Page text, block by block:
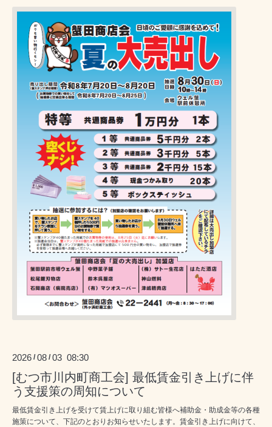
2026 /08 /03 08:30
[むつ市川内町商工会] 最低賃金引き上げに伴
う支援策の周知について
最低賃金引き上げを受けて賃上げに取り組む皆様へ補助金・助成金等の各種
施策について、下記のとおりお知らせいたします。賃金引き上げに向けて、